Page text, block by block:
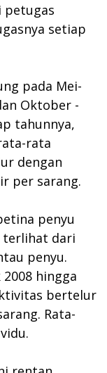
petugas
setiap
pada Mei-
Oktober -
tahunnya,
rata
dengan
per sarang.
penyu
terlihat dari
penyu.
hingga
bertelur
Rata-